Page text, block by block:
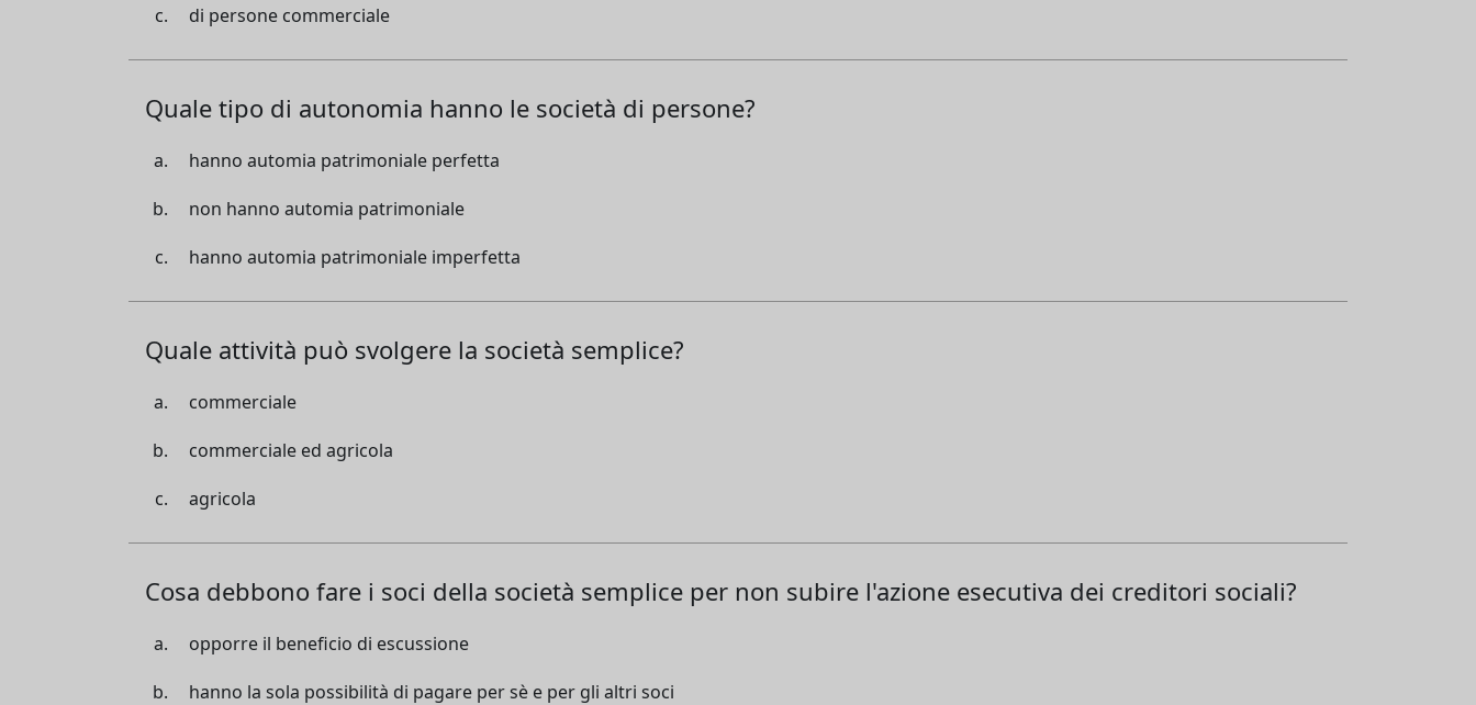
di persone commerciale
Quale tipo di autonomia hanno le società di persone?
hanno automia patrimoniale perfetta
non hanno automia patrimoniale
hanno automia patrimoniale imperfetta
Quale attività può svolgere la società semplice?
commerciale
commerciale ed agricola
agricola
Cosa debbono fare i soci della società semplice per non subire l'azione esecutiva dei creditori sociali?
opporre il beneficio di escussione
hanno la sola possibilità di pagare per sè e per gli altri soci